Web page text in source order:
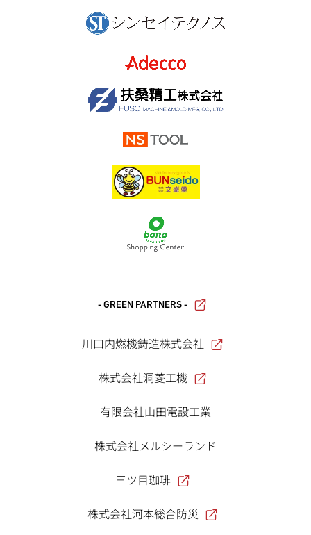
- GREEN PARTNERS -
川口内燃機鋳造株式会社
株式会社洞菱工機
有限会社山田電設工業
株式会社メルシーランド
三ツ目珈琲
株式会社河本総合防災